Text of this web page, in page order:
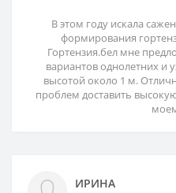
В этом году искала
формирования
Гортензия.бел мне
вариантов однолетних и
высотой около 1 м.
проблем доставить
ИРИНА